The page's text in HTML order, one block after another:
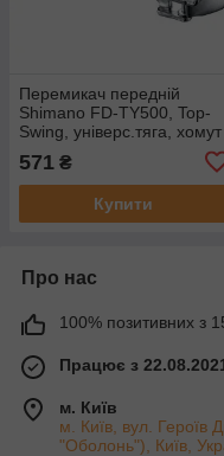
Перемикач передній
Shimano FD-TY500, Top-
Swing, універс.тяга, хомут
34.9мм (S/M адаптеры),
для 42Т
571 ₴
Купити
Про нас
100% позитивних з 15
Працює з
м. Київ
м. Київ, вул. Героїв
"Оболонь"), Київ,